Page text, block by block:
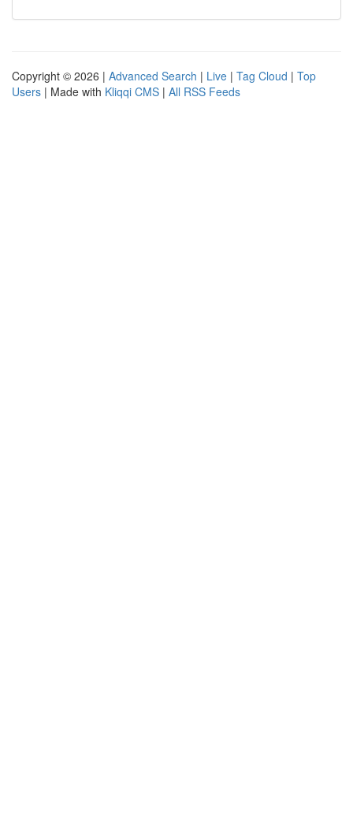
Copyright © 2026 | Advanced Search | Live | Tag Cloud | Top
Users | Made with Kliqqi CMS | All RSS Feeds